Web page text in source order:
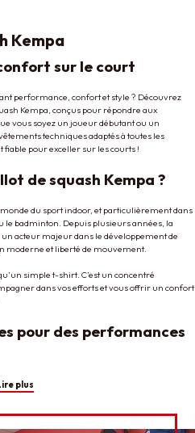
Kempa
sur le court
performance, confort et style ? Découvrez
Kempa, conçus pour répondre aux
vous soyez un joueur débutant ou un
techniques adaptés à toutes les
fiable pour exceller sur les courts !
de squash Kempa ?
du sport indoor, et particulièrement dans
le badminton. Depuis plusieurs années, la
acteur majeur dans le développement de
moderne et liberté de mouvement.
simple t-shirt. C’est un concentré
dans vos efforts et vous offrir un confort
pour des performances
plus